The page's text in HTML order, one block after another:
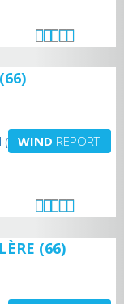
WIND REPORT
(66)